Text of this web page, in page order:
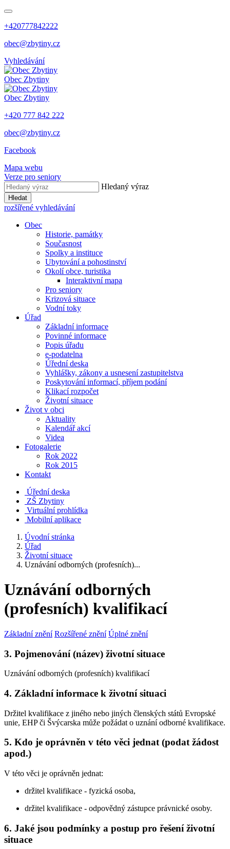
+420777842222
obec@zbytiny.cz
Vyhledávání
Obec Zbytiny
Obec Zbytiny
+420 777 842 222
obec@zbytiny.cz
Facebook
Mapa webu
Verze pro seniory
Hledaný výraz
Hledat
rozšířené vyhledávání
Obec
Historie, památky
Současnost
Spolky a instituce
Ubytování a pohostinství
Okolí obce, turistika
Interaktivní mapa
Pro seniory
Krizová situace
Vodní toky
Úřad
Základní informace
Povinné informace
Popis úřadu
e-podatelna
Úřední deska
Vyhlášky, zákony a usnesení zastupitelstva
Poskytování informací, příjem podání
Klikací rozpočet
Životní situace
Život v obci
Aktuality
Kalendář akcí
Videa
Fotogalerie
Rok 2022
Rok 2015
Kontakt
Úřední deska
ZŠ Zbytiny
Virtuální prohlídka
Mobilní aplikace
Úvodní stránka
Úřad
Životní situace
Uznávání odborných (profesních)...
Uznávání odborných
(profesních) kvalifikací
Základní znění Rozšířené znění Úplné znění
3. Pojmenování (název) životní situace
Uznávání odborných (profesních) kvalifikací
4. Základní informace k životní situaci
Držitel kvalifikace z jiného nebo jiných členských států Evropské
unie, EHP či Švýcarska může požádat o uznání odborné kvalifikace.
5. Kdo je oprávněn v této věci jednat (podat žádost
apod.)
V této věci je oprávněn jednat:
držitel kvalifikace - fyzická osoba,
držitel kvalifikace - odpovědný zástupce právnické osoby.
6. Jaké jsou podmínky a postup pro řešení životní
situace